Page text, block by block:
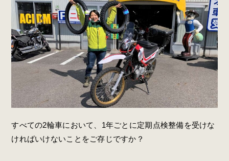
すべての2輪車において、1年ごとに定期点検整備を受けな
ければいけないことをご存じですか？